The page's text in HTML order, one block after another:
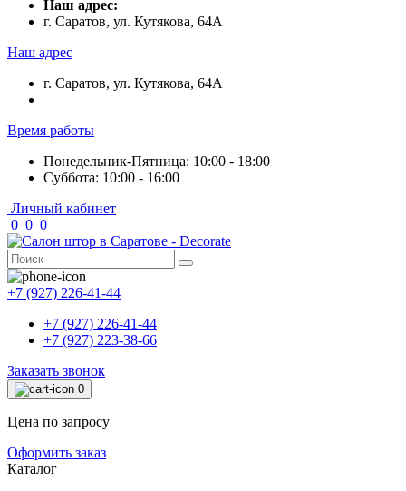
Наш адрес:
г. Саратов, ул. Кутякова, 64А
Наш адрес
г. Саратов, ул. Кутякова, 64А
Время работы
Понедельник-Пятница: 10:00 - 18:00
Суббота: 10:00 - 16:00
Личный кабинет
0 0 0
+7 (927) 226-41-44
+7 (927) 226-41-44
+7 (927) 223-38-66
Заказать звонок
0
Цена по запросу
Оформить заказ
Каталог